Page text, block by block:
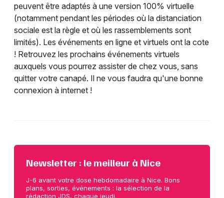
peuvent être adaptés à une version 100% virtuelle
(notamment pendant les périodes où la distanciation
sociale est la règle et où les rassemblements sont
limités). Les événements en ligne et virtuels ont la cote
! Retrouvez les prochains événements virtuels
auxquels vous pourrez assister de chez vous, sans
quitter votre canapé. Il ne vous faudra qu'une bonne
connexion à internet !
Newsletter : le meilleur à Nice
J-6 avant votre dose hebdomadaire à Nice. Bons
plans, sorties, événements : la sélection de la
rédaction JDS, chaque jeudi.